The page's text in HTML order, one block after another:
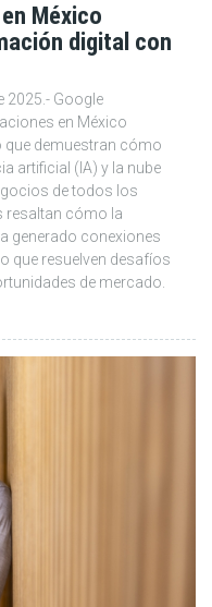
México
digital con
2025.- Google
en México
demuestran cómo
artificial (IA) y la nube
de todos los
resaltan cómo la
generado conexiones
que resuelven desafíos
de mercado.